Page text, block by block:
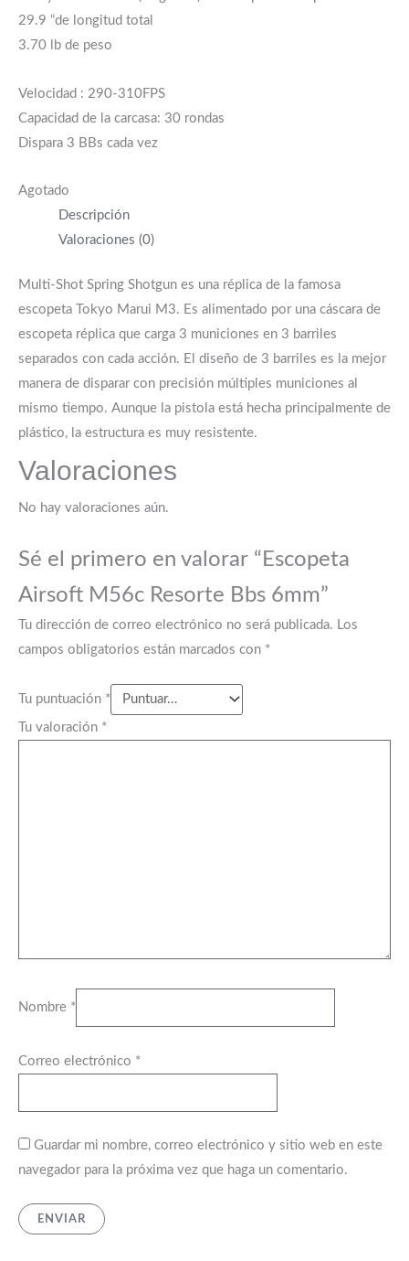
29.9 “de longitud total
3.70 lb de peso
Velocidad : 290-310FPS
Capacidad de la carcasa: 30 rondas
Dispara 3 BBs cada vez
Agotado
Descripción
Valoraciones (0)
Multi-Shot Spring Shotgun es una réplica de la famosa
escopeta Tokyo Marui M3. Es alimentado por una cáscara de
escopeta réplica que carga 3 municiones en 3 barriles
separados con cada acción. El diseño de 3 barriles es la mejor
manera de disparar con precisión múltiples municiones al
mismo tiempo. Aunque la pistola está hecha principalmente de
plástico, la estructura es muy resistente.
Valoraciones
No hay valoraciones aún.
Sé el primero en valorar “Escopeta
Airsoft M56c Resorte Bbs 6mm”
Tu dirección de correo electrónico no será publicada. Los
campos obligatorios están marcados con *
Tu puntuación *
Tu valoración *
Nombre *
Correo electrónico *
Guardar mi nombre, correo electrónico y sitio web en este
navegador para la próxima vez que haga un comentario.